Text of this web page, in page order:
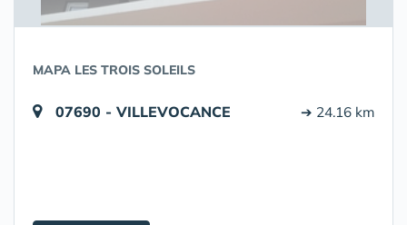
MAPA LES TROIS SOLEILS
07690 - VILLEVOCANCE ➔ 24.16 km